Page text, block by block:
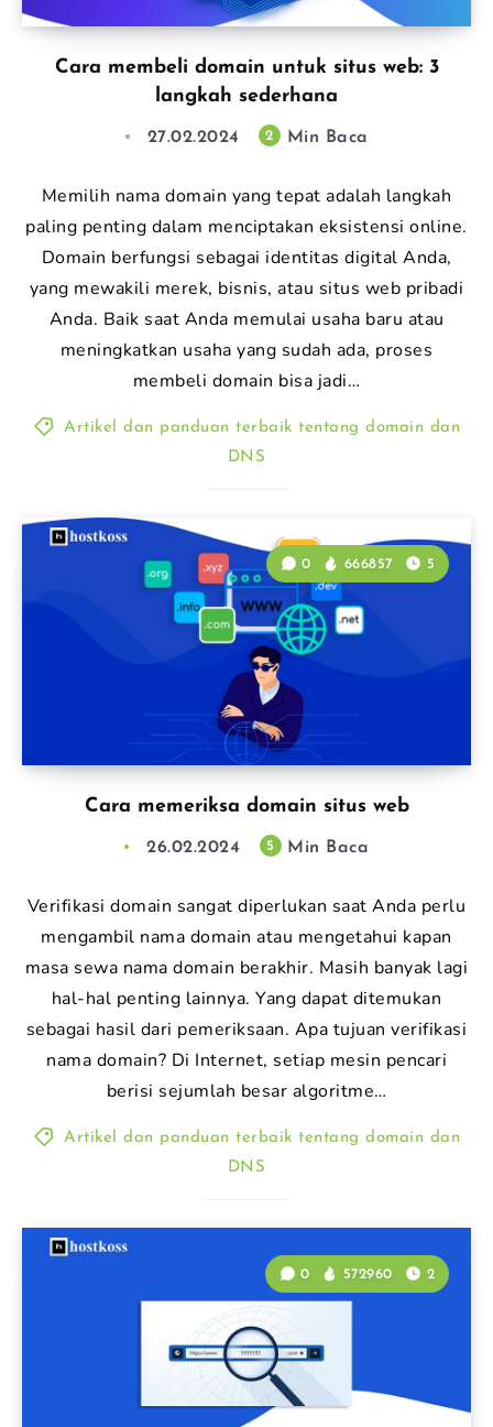
Cara membeli domain untuk situs web: 3
langkah sederhana
27.02.2024 2 Min Baca
Memilih nama domain yang tepat adalah langkah
paling penting dalam menciptakan eksistensi online.
Domain berfungsi sebagai identitas digital Anda,
yang mewakili merek, bisnis, atau situs web pribadi
Anda. Baik saat Anda memulai usaha baru atau
meningkatkan usaha yang sudah ada, proses
membeli domain bisa jadi…
Artikel dan panduan terbaik tentang domain dan
DNS
Cara memeriksa domain situs web
0 666857 5
26.02.2024 5 Min Baca
Verifikasi domain sangat diperlukan saat Anda perlu
mengambil nama domain atau mengetahui kapan
masa sewa nama domain berakhir. Masih banyak lagi
hal-hal penting lainnya. Yang dapat ditemukan
sebagai hasil dari pemeriksaan. Apa tujuan verifikasi
nama domain? Di Internet, setiap mesin pencari
berisi sejumlah besar algoritme…
Artikel dan panduan terbaik tentang domain dan
DNS
0 572960 2